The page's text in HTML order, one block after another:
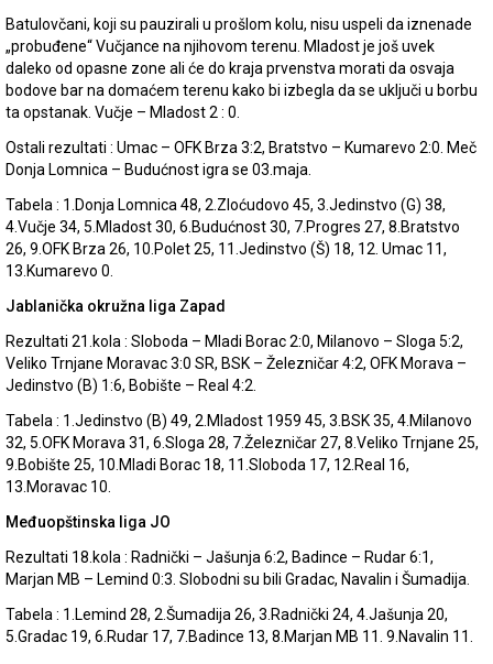
Batulovčani, koji su pauzirali u prošlom kolu, nisu uspeli da iznenade
„probuđene“ Vučjance na njihovom terenu. Mladost je još uvek
daleko od opasne zone ali će do kraja prvenstva morati da osvaja
bodove bar na domaćem terenu kako bi izbegla da se uključi u borbu
ta opstanak. Vučje – Mladost 2 : 0.
Ostali rezultati : Umac – OFK Brza 3:2, Bratstvo – Kumarevo 2:0. Meč
Donja Lomnica – Budućnost igra se 03.maja.
Tabela : 1.Donja Lomnica 48, 2.Zloćudovo 45, 3.Jedinstvo (G) 38,
4.Vučje 34, 5.Mladost 30, 6.Budućnost 30, 7.Progres 27, 8.Bratstvo
26, 9.OFK Brza 26, 10.Polet 25, 11.Jedinstvo (Š) 18, 12. Umac 11,
13.Kumarevo 0.
Jablanička okružna liga Zapad
Rezultati 21.kola : Sloboda – Mladi Borac 2:0, Milanovo – Sloga 5:2,
Veliko Trnjane Moravac 3:0 SR, BSK – Železničar 4:2, OFK Morava –
Jedinstvo (B) 1:6, Bobište – Real 4:2.
Tabela : 1.Jedinstvo (B) 49, 2.Mladost 1959 45, 3.BSK 35, 4.Milanovo
32, 5.OFK Morava 31, 6.Sloga 28, 7.Železničar 27, 8.Veliko Trnjane 25,
9.Bobište 25, 10.Mladi Borac 18, 11.Sloboda 17, 12.Real 16,
13.Moravac 10.
Međuopštinska liga JO
Rezultati 18.kola : Radnički – Jašunja 6:2, Badince – Rudar 6:1,
Marjan MB – Lemind 0:3. Slobodni su bili Gradac, Navalin i Šumadija.
Tabela : 1.Lemind 28, 2.Šumadija 26, 3.Radnički 24, 4.Jašunja 20,
5.Gradac 19, 6.Rudar 17, 7.Badince 13, 8.Marjan MB 11. 9.Navalin 11.